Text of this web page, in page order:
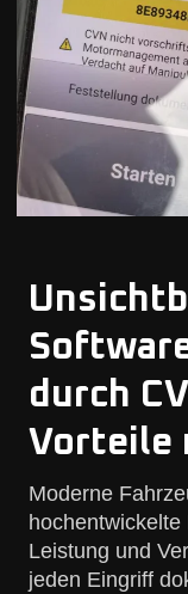
durch
Vorteile
Moderne
Leistung und
jeden Eingriff